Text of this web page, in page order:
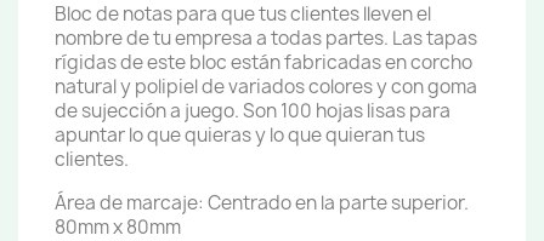
Bloc de notas para que tus clientes lleven el
nombre de tu empresa a todas partes. Las tapas
rígidas de este bloc están fabricadas en corcho
natural y polipiel de variados colores y con goma
de sujección a juego. Son 100 hojas lisas para
apuntar lo que quieras y lo que quieran tus
clientes.
Área de marcaje: Centrado en la parte superior.
80mm x 80mm